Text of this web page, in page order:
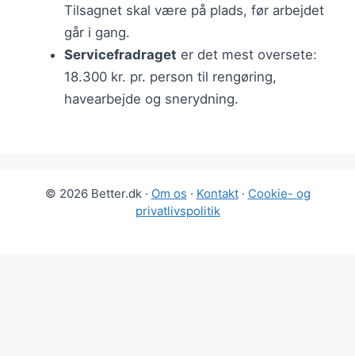
Tilsagnet skal være på plads, før arbejdet
går i gang.
Servicefradraget er det mest oversete:
18.300 kr. pr. person til rengøring,
havearbejde og snerydning.
© 2026 Better.dk · Om os · Kontakt· Cookie- og
privatlivspolitik